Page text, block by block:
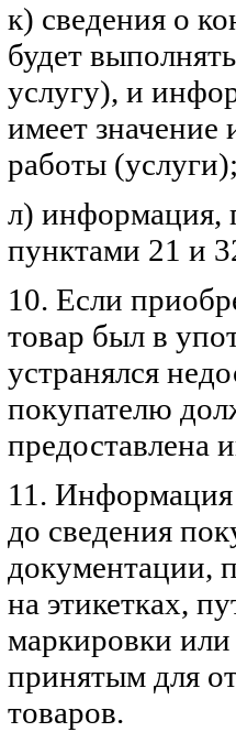
к) сведения о
будет
услугу), и
имеет значение
работы
л) информация,
пунктами 21 и
10. Если
товар был в
устранялся
покупателю
предоставлена
11. Информация
до сведения
документации,
на этикетках,
маркировки
принятым для
товаров.